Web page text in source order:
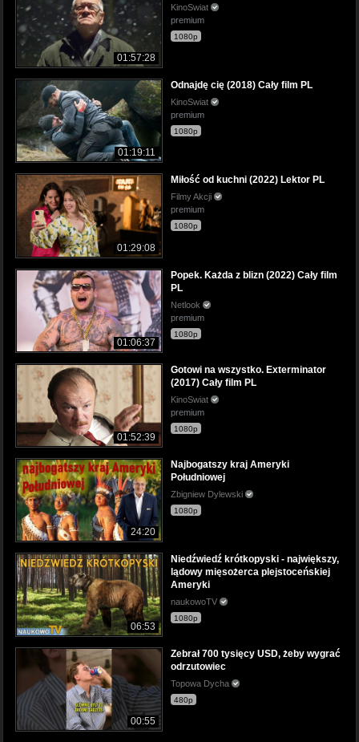
01:57:28
KinoSwiat
premium
1080p
01:19:11
Odnajdę cię (2018) Cały film PL
KinoSwiat
premium
1080p
01:29:08
Miłość od kuchni (2022) Lektor PL
Filmy Akcji
premium
1080p
01:06:37
Popek. Każda z blizn (2022) Cały film
PL
Netlook
premium
1080p
01:52:39
Gotowi na wszystko. Exterminator
(2017) Cały film PL
KinoSwiat
premium
1080p
24:20
Najbogatszy kraj Ameryki
Południowej
Zbigniew Dylewski
1080p
06:53
Niedźwiedź krótkopyski - największy,
lądowy mięsożerca plejstoceńskiej
Ameryki
naukowoTV
1080p
00:55
Zebrał 700 tysięcy USD, żeby wygrać
odrzutowiec
Topowa Dycha
480p